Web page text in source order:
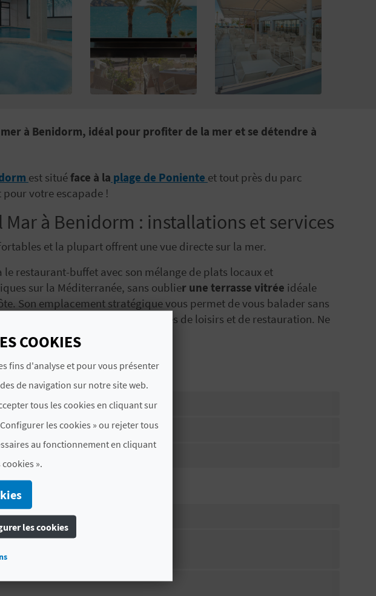
à Benidorm, idéal pour profiter de la mer et se détendre à
est situéface à la plage de Poniente et tout près du parc
votre escapade !
Mar à Benidorm : installations et services
et la plupart offrent une vue directe sur la mer.
restaurant-buffet avec son mélange de plats locaux et
sur la Méditerranée, sans oublier une terrasse vitrée idéale
Son emplacement stratégique vous permet de vous balader sans
à pied aux principales zones de loisirs et de restauration. Ne
tout
supérieur
COOKIES
fins d'analyse et pour vous présenter
de navigation sur notre site web.
tous les cookies en cliquant sur
les cookies » ou rejeter tous
au fonctionnement en cliquant
».
les cookies